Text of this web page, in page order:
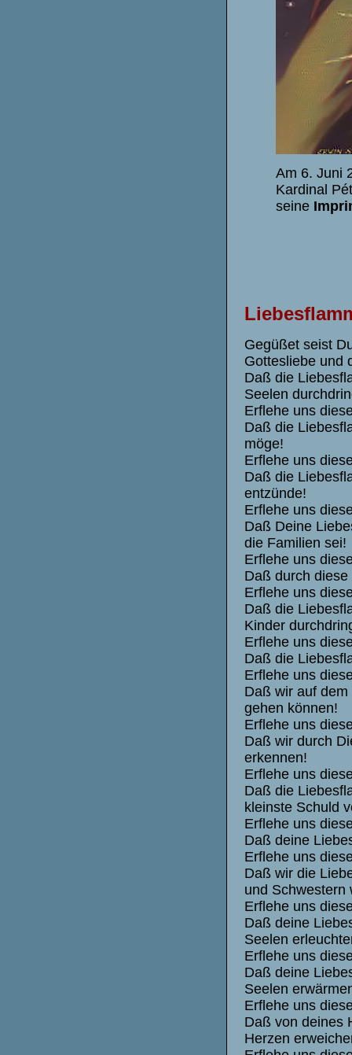
Am 6. Juni
Kardinal
seine
Gegüßet seist
Gottesliebe und
Daß die
Seelen
Erflehe uns
Daß die
möge!
Erflehe uns
Daß die
entzünde!
Erflehe uns
Daß Deine
die Familien sei!
Erflehe uns
Daß durch
Erflehe uns
Daß die
Kinder
Erflehe uns
Daß die
Erflehe uns
Daß wir auf
gehen können!
Erflehe uns
Daß wir durch
erkennen!
Erflehe uns
Daß die
kleinste Schuld
Erflehe uns
Daß deine
Erflehe uns
Daß wir die
und Schwestern
Erflehe uns
Daß deine
Seelen
Erflehe uns
Daß deine
Seelen
Erflehe uns
Daß von deines
Herzen